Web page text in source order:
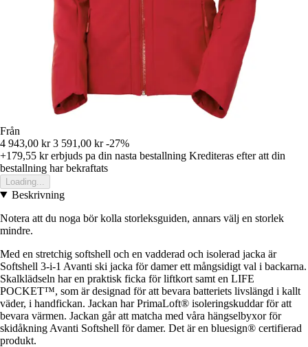
Från
4 943,00 kr 3 591,00 kr -27%
+179,55 krerbjuds pa din nasta bestallning Krediteras efter att din
bestallning har bekraftats
Loading...
Beskrivning
Notera att du noga bör kolla storleksguiden, annars välj en storlek
mindre.
Med en stretchig softshell och en vadderad och isolerad jacka är
Softshell 3-i-1 Avanti ski jacka för damer ett mångsidigt val i backarna.
Skalklädseln har en praktisk ficka för liftkort samt en LIFE
POCKET™, som är designad för att bevara batteriets livslängd i kallt
väder, i handfickan. Jackan har PrimaLoft® isoleringskuddar för att
bevara värmen. Jackan går att matcha med våra hängselbyxor för
skidåkning Avanti Softshell för damer. Det är en bluesign® certifierad
produkt.